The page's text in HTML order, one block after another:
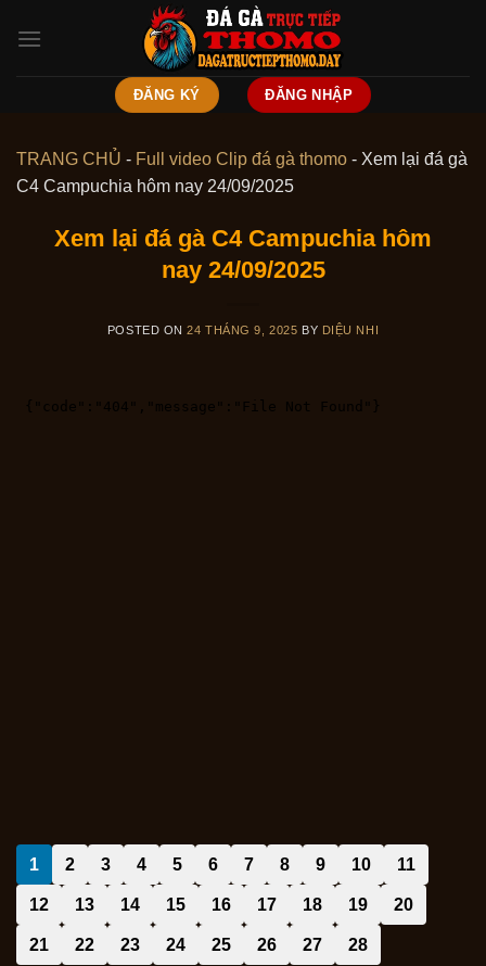
ĐĂNG KÝ ĐĂNG NHẬP
TRANG CHỦ - Full video Clip đá gà thomo - Xem lại đá gà
C4 Campuchia hôm nay 24/09/2025
Xem lại đá gà C4 Campuchia hôm
nay 24/09/2025
POSTED ON24 THÁNG 9, 2025 BY DIỆU NHI
1 2 3 4 5 6 7 8 9 10 11
12 13 14 15 16 17 18 19 20
21 22 23 24 25 26 27 28